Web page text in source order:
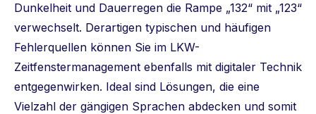
Dunkelheit und Dauerregen die Rampe „132“ mit „123“
verwechselt. Derartigen typischen und häufigen
Fehlerquellen können Sie im LKW-
Zeitfenstermanagement ebenfalls mit digitaler Technik
entgegenwirken. Ideal sind Lösungen, die eine
Vielzahl der gängigen Sprachen abdecken und somit